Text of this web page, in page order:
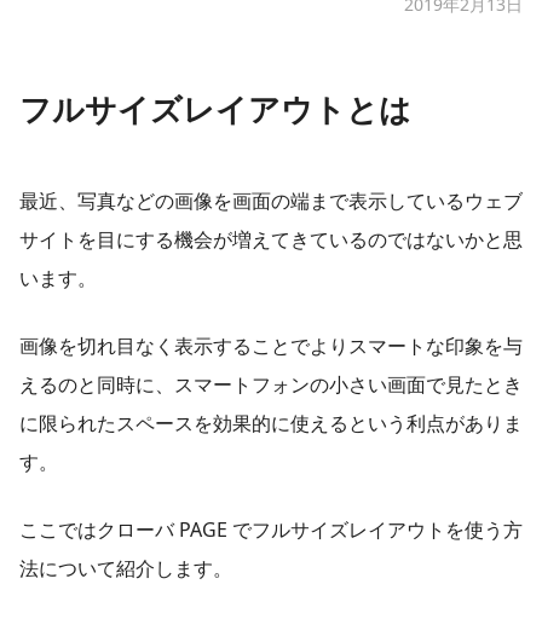
フルサイズレイアウトとは
最近、写真などの画像を画面の端まで表示しているウェブ
サイトを目にする機会が増えてきているのではないかと思
います。
画像を切れ目なく表示することでよりスマートな印象を与
えるのと同時に、スマートフォンの小さい画面で見たとき
に限られたスペースを効果的に使えるという利点がありま
す。
ここではクローバ PAGE でフルサイズレイアウトを使う方
法について紹介します。